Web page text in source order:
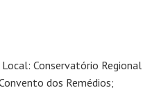
Conservatório Regional
dos Remédios;